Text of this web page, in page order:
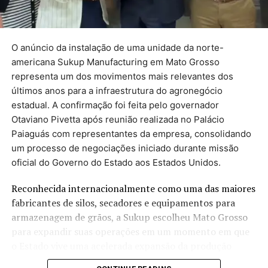
por jornalistas dog1de todo o Brasil desde 2015. As
equipes de checagem seguem uma metodologia própria
governantes. Veja os critérios. Quando o mandato
termina, em dezembro, o levantamento é atualizado.
Veja abaixo as promessas
separadas por temas:
Saúde
Segurança Pública
Administração
O anúncio da instalação de uma unidade da norte-
americana Sukup Manufacturing em Mato Grosso
representa um dos movimentos mais relevantes dos
últimos anos para a infraestrutura do agronegócio
estadual. A confirmação foi feita pelo governador
Otaviano Pivetta após reunião realizada no Palácio
Paiaguás com representantes da empresa, consolidando
um processo de negociações iniciado durante missão
oficial do Governo do Estado aos Estados Unidos.
Reconhecida internacionalmente como uma das maiores
fabricantes de silos, secadores e equipamentos para
armazenagem de grãos, a Sukup escolheu Mato Grosso
para expandir suas operações em um momento em que
agrícola e enfrenta um dos maiores desafios do setor: a